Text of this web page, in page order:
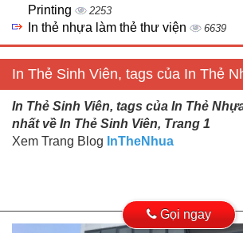
Printing
2253
In thẻ nhựa làm thẻ thư viện 6639
In Thẻ Sinh Viên, tags của In Thẻ
In Thẻ Sinh Viên, tags của In Thẻ
nhất về In Thẻ Sinh Viên, Trang 1
Xem Trang Blog InTheNhua
Gọi ngay